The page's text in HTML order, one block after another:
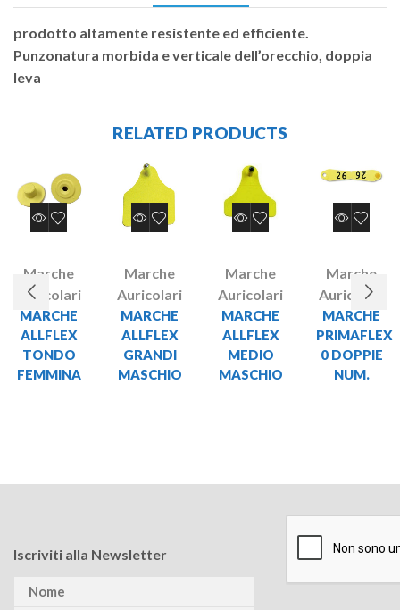
prodotto altamente resistente ed efficiente.
Punzonatura morbida e verticale dell’orecchio, doppia
leva
RELATED PRODUCTS
Marche
Auricolari
MARCHE
ALLFLEX
TONDO
FEMMINA
Marche
Auricolari
MARCHE
ALLFLEX
GRANDI
MASCHIO
Marche
Auricolari
MARCHE
ALLFLEX
MEDIO
MASCHIO
Marche
Auricolari
MARCHE
PRIMAFLEX
0 DOPPIE
NUM.
Iscriviti alla Newsletter